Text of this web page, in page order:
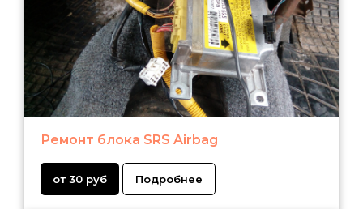
Ремонт блока SRS Airbag
от 30 руб Подробнее